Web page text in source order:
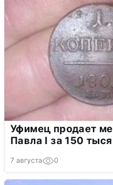
Уфимец продает
Павла I за 150
7 августа 0